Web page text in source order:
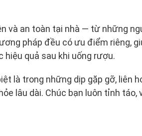
và an toàn tại nhà — từ những
pháp đều có ưu điểm riêng,
quả sau khi uống rượu.
là trong những dịp gặp gỡ, liên
lâu dài. Chúc bạn luôn tỉnh táo,